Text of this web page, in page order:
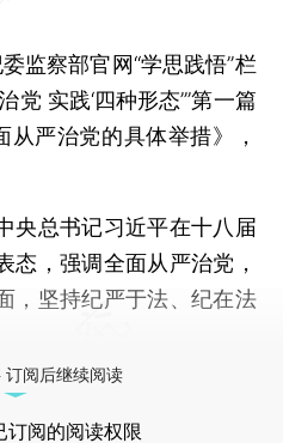
察部官网“学思践悟”栏
党 实践‘四种形态’”第一篇
从严治党的具体举措》，
总书记习近平在十八届
态，强调全面从严治党，
，坚持纪严于法、纪在法
订阅后继续阅读
订阅的阅读权限